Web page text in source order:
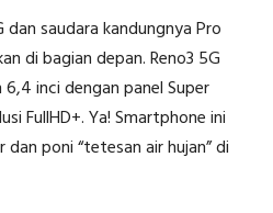
dan saudara kandungnya Pro
di bagian depan. Reno3 5G
inci dengan panel Super
FullHD+. Ya! Smartphone ini
poni “tetesan air hujan” di